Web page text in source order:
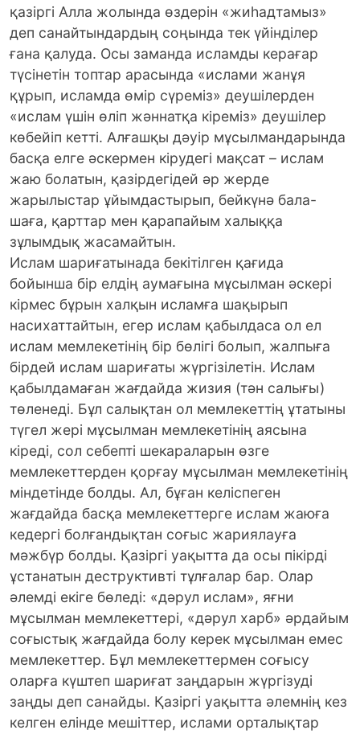
қазіргі Алла жолында өздерін «жиһадтамыз»
деп санайтындардың соңында тек үйінділер
ғана қалуда. Осы заманда исламды керағар
түсінетін топтар арасында «ислами жанұя
құрып, исламда өмір сүреміз» деушілерден
«ислам үшін өліп жәннатқа кіреміз» деушілер
көбейіп кетті. Алғашқы дәуір мұсылмандарында
басқа елге әскермен кірудегі мақсат – ислам
жаю болатын, қазірдегідей әр жерде
жарылыстар ұйымдастырып, бейкүнә бала-
шаға, қарттар мен қарапайым халыққа
зұлымдық жасамайтын.
Ислам шариғатынада бекітілген қағида
бойынша бір елдің аумағына мұсылман әскері
кірмес бұрын халқын исламға шақырып
насихаттайтын, егер ислам қабылдаса ол ел
ислам мемлекетінің бір бөлігі болып, жалпыға
бірдей ислам шариғаты жүргізілетін. Ислам
қабылдамаған жағдайда жизия (тән салығы)
төленеді. Бұл салықтан ол мемлекеттің ұтатыны
түгел жері мұсылман мемлекетінің аясына
кіреді, сол себепті шекараларын өзге
мемлекеттерден қорғау мұсылман мемлекетінің
міндетінде болды. Ал, бұған келіспеген
жағдайда басқа мемлекеттерге ислам жаюға
кедергі болғандықтан соғыс жариялауға
мәжбүр болды. Қазіргі уақытта да осы пікірді
ұстанатын деструктивті тұлғалар бар. Олар
әлемді екіге бөледі: «дәрул ислам», яғни
мұсылман мемлекеттері, «дәрул харб» әрдайым
соғыстық жағдайда болу керек мұсылман емес
мемлекеттер. Бұл мемлекеттермен соғысу
оларға күштеп шариғат заңдарын жүргізуді
заңды деп санайды. Қазіргі уақытта әлемнің кез
келген елінде мешіттер, ислами орталықтар